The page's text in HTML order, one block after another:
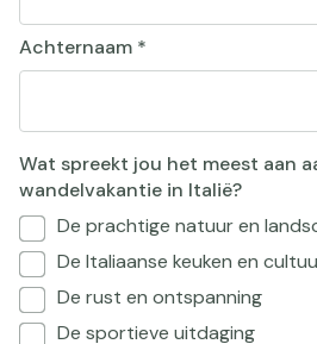
Achternaam *
Wat spreekt jou het meest aan
wandelvakantie in Italië?
De prachtige natuur en
De Italiaanse keuken en
De rust en ontspanning
De sportieve uitdaging